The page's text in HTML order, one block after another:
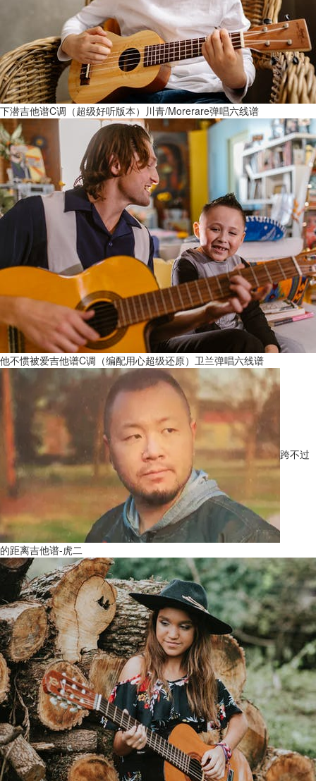
下潜吉他谱C调（超级好听版本）川青/Morerare弹唱六线谱
他不惯被爱吉他谱C调（编配用心超级还原）卫兰弹唱六线谱
跨不过
的距离吉他谱-虎二